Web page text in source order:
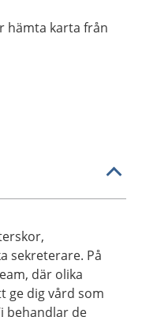
hämta karta från
sekreterare. På
där olika
ge dig vård som
behandlar de